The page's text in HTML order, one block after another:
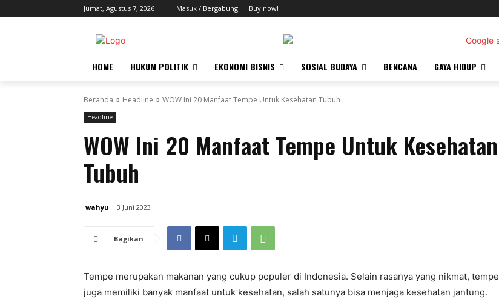
Jumat, Agustus 7, 2026 Masuk / Bergabung Buy now!
HOME HUKUM POLITIK EKONOMI BISNIS SOSIAL BUDAYA BENCANA GAYA HIDUP
Beranda Headline WOW Ini 20 Manfaat Tempe Untuk Kesehatan Tubuh
Headline
WOW Ini 20 Manfaat Tempe Untuk Kesehatan
Tubuh
wahyu 3 Juni 2023
Bagikan
Tempe merupakan makanan yang cukup populer di Indonesia. Selain rasanya yang nikmat, tempe
juga memiliki banyak manfaat untuk kesehatan, salah satunya bisa menjaga kesehatan jantung.